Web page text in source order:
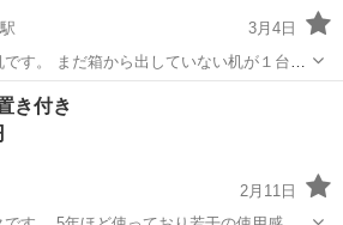
3月4日
す。 まだ箱から出していない机が１台で
度も出していないため未使用になります。
品で使用中のものです。 幅150cm,奥行き
津若松駅
き付き
2月11日